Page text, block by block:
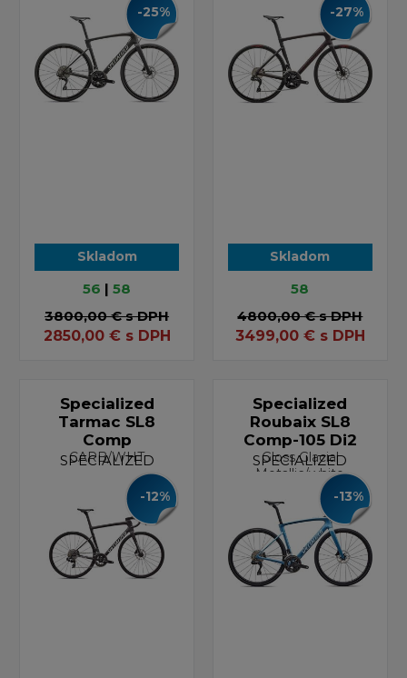
-25%
Skladom
56 |58
3800,00 €s DPH
2850,00€ s DPH
-27%
Skladom
58
4800,00 €s DPH
3499,00€ s DPH
Specialized
Tarmac SL8
Comp
CARB/WHT
SPECIALIZED
-12%
Specialized
Roubaix SL8
Comp-105 Di2
Gloss Glacial
Metallic/white
SPECIALIZED
-13%